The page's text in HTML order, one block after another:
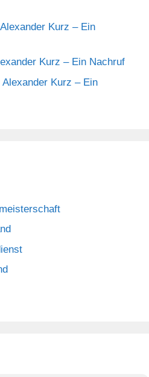
Kurz – Ein
Kurz – Ein Nachruf
Alexander Kurz – Ein